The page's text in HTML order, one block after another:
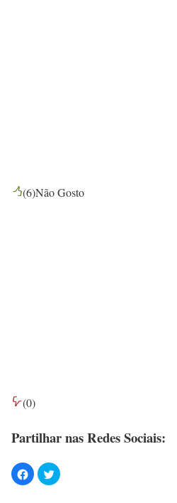
(6)Não Gosto
(0)
Partilhar nas Redes Sociais: